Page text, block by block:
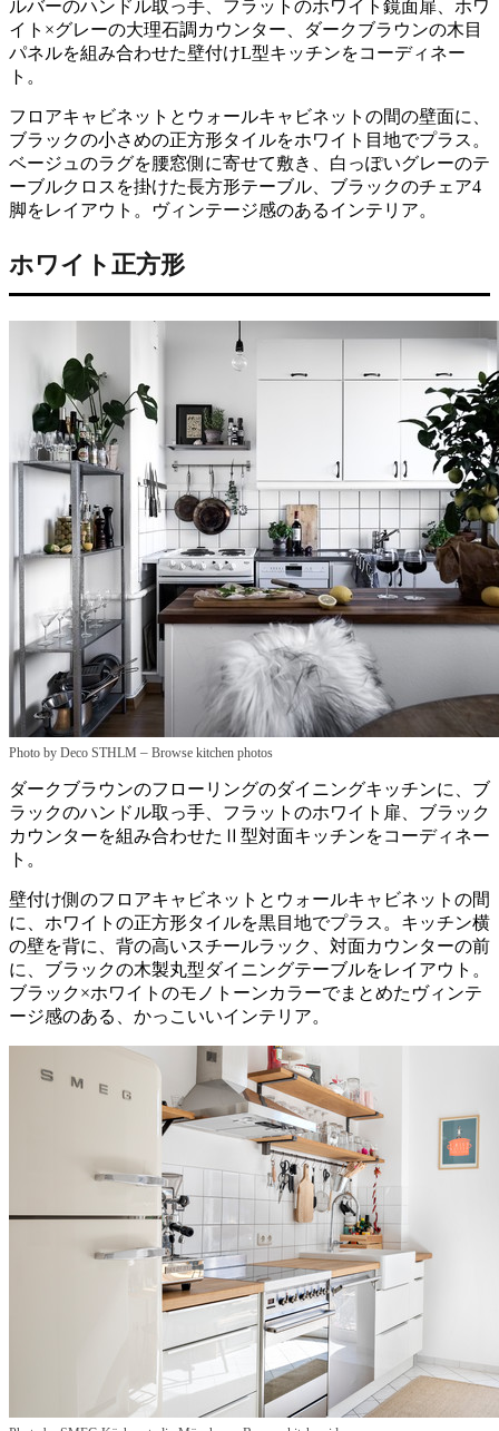
ルバーのハンドル取っ手、フラットのホワイト鏡面扉、ホワ
イト×グレーの大理石調カウンター、ダークブラウンの木目
パネルを組み合わせた壁付けL型キッチンをコーディネー
ト。
フロアキャビネットとウォールキャビネットの間の壁面に、
ブラックの小さめの正方形タイルをホワイト目地でプラス。
ベージュのラグを腰窓側に寄せて敷き、白っぽいグレーのテ
ーブルクロスを掛けた長方形テーブル、ブラックのチェア4
脚をレイアウト。ヴィンテージ感のあるインテリア。
ホワイト正方形
Photo by Deco STHLM – Browse kitchen photos
ダークブラウンのフローリングのダイニングキッチンに、ブ
ラックのハンドル取っ手、フラットのホワイト扉、ブラック
カウンターを組み合わせたⅡ型対面キッチンをコーディネー
ト。
壁付け側のフロアキャビネットとウォールキャビネットの間
に、ホワイトの正方形タイルを黒目地でプラス。キッチン横
の壁を背に、背の高いスチールラック、対面カウンターの前
に、ブラックの木製丸型ダイニングテーブルをレイアウト。
ブラック×ホワイトのモノトーンカラーでまとめたヴィンテ
ージ感のある、かっこいいインテリア。